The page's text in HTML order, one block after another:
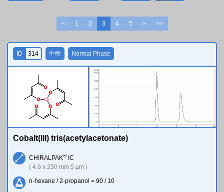
< 1 2 3 4 5 > >>
Co
O
O
O
O
O
O
ID 314 中性 Normal Phase
Cobalt(III) tris(acetylacetonate)
CHIRALPAK®IC
( 4.6 x 250 mm 5 µm )
n-hexane / 2-propanol = 90 / 10